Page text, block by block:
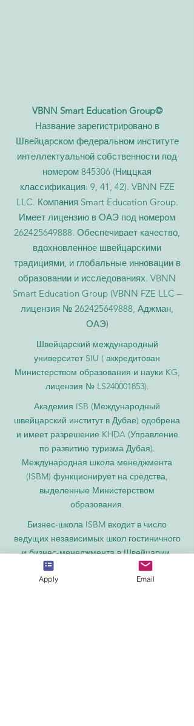
VBNN Smart Education Group©
Название зарегистрировано в
Швейцарском федеральном институте
интеллектуальной собственности под
номером 845306 (Ниццкая
классификация: 9, 41, 42). VBNN FZE
LLC. Компания Smart Education Group.
Имеет лицензию в ОАЭ под номером
262425649888. Обеспечивает качество,
вдохновленное швейцарскими
традициями, и глобальные инновации в
образовании и исследованиях. VBNN
Smart Education Group (VBNN FZE LLC –
лицензия № 262425649888, Аджман,
ОАЭ)
Швейцарский международный
университет SIU ( аккредитован
Министерством образования и науки KG,
лицензия № LS240001853).
Академия ISB (Международный
швейцарский институт в Дубае) одобрена
и имеет разрешение KHDA (Управление
по развитию туризма Дубая).
Международная школа менеджмента
(ISBM) функционирует на средства,
выделенные Министерством
образования.
Бизнес-школа ISBM входит в число
ведущих независимых школ гостиничного
и бизнес-менеджмента в Швейцарии.
Академия OUS в Лондоне официально
зарегистрирована в Реестре поставщиков
Apply Email